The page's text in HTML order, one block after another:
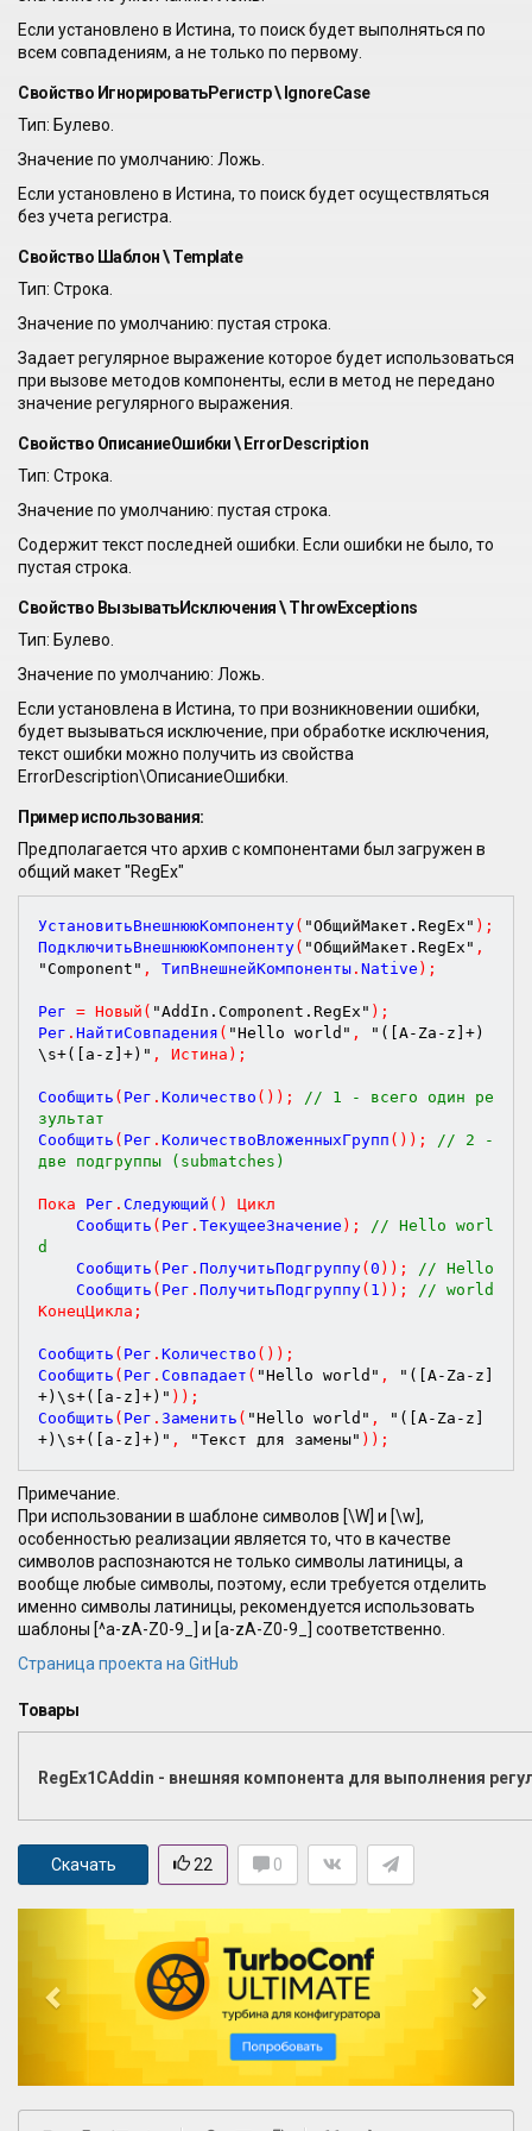
Если установлено в Истина, то поиск будет выполняться по
всем совпадениям, а не только по первому.
Свойство ИгнорироватьРегистр \ IgnoreCase
Тип: Булево.
Значение по умолчанию: Ложь.
Если установлено в Истина, то поиск будет осуществляться
без учета регистра.
Свойство Шаблон \ Template
Тип: Строка.
Значение по умолчанию: пустая строка.
Задает регулярное выражение которое будет использоваться
при вызове методов компоненты, если в метод не передано
значение регулярного выражения.
Свойство ОписаниеОшибки \ ErrorDescription
Тип: Строка.
Значение по умолчанию: пустая строка.
Содержит текст последней ошибки. Если ошибки не было, то
пустая строка.
Свойство ВызыватьИсключения \ ThrowExceptions
Тип: Булево.
Значение по умолчанию: Ложь.
Если установлена в Истина, то при возникновении ошибки,
будет вызываться исключение, при обработке исключения,
текст ошибки можно получить из свойства
ErrorDescription\ОписаниеОшибки.
Пример использования:
Предполагается что архив с компонентами был загружен в
общий макет "RegEx"
УстановитьВнешнююКомпоненту( "ОбщийМакет.RegEx" ) ;
ПодключитьВнешнююКомпоненту( "ОбщийМакет.RegEx" ,
"Component" , ТипВнешнейКомпоненты . Native ) ;
Рег = Новый ( "AddIn.Component.RegEx" ) ;
Рег . НайтиСовпадения ( "Hello world" ,
"([A-Za-z]+)
\s+([a-z]+)" , Истина ) ;
Сообщить ( Рег . Количество ( ) ) ;
// 1 - всего один ре
зультат
Сообщить ( Рег . КоличествоВложенныхГрупп ( ) ) ;
// 2 -
две подгруппы (submatches)
Пока Рег . Следующий ( )
Цикл
    Сообщить
( Рег . ТекущееЗначение ) ;
// Hello worl
d
    Сообщить
( Рег . ПолучитьПодгруппу( 0 ) ) ;
    Сообщить
( Рег . ПолучитьПодгруппу( 1 ) ) ;
КонецЦикла ;
Сообщить ( Рег . Количество ( ) ) ;
Сообщить ( Рег . Совпадает ( "Hello world" ,
"([A-Za-z]
+)\s+([a-z]+)" ) ) ;
Сообщить ( Рег . Заменить ( "Hello world" ,
"([A-Za-z]
+)\s+([a-z]+)" , "Текст для замены" ) ) ;
Примечание.
При использовании в шаблоне символов [\W] и [\w],
особенностью реализации является то, что в качестве
символов распознаются не только символы латиницы, а
вообще любые символы, поэтому, если требуется отделить
именно символы латиницы, рекомендуется использовать
шаблоны [^a-zA-Z0-9_] и [a-zA-Z0-9_] соответственно.
Страница проекта на GitHub
Товары
RegEx1CAddin - внешняя компонента для выполнения
Скачать 22 0
e
o
x